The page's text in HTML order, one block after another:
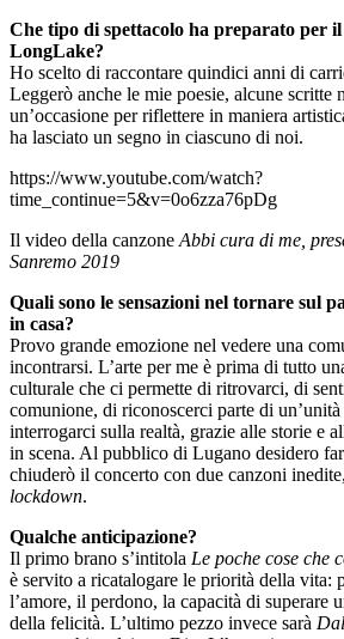
Che tipo di spettacolo ha preparato per
LongLake?
Ho scelto di raccontare quindici anni di
Leggerò anche le mie poesie, alcune scritte
un’occasione per riflettere in maniera
ha lasciato un segno in ciascuno di noi.
https://www.youtube.com/watch?
time_continue=5&v=0o6zza76pDg
Il video della canzone Abbi cura di me,
Sanremo 2019
Quali sono le sensazioni nel tornare sul
in casa?
Provo grande emozione nel vedere una
incontrarsi. L’arte per me è prima di tutto
culturale che ci permette di ritrovarci, di
comunione, di riconoscerci parte di
interrogarci sulla realtà, grazie alle storie e
in scena. Al pubblico di Lugano desidero
chiuderò il concerto con due canzoni
lockdown.
Qualche anticipazione?
Il primo brano s’intitola Le poche cose che
è servito a ricatalogare le priorità della vita:
l’amore, il perdono, la capacità di superare
della felicità. L’ultimo pezzo invece sarà